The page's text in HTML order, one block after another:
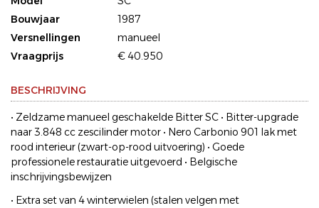
Bouwjaar
1987
Versnellingen
manueel
Vraagprijs
€ 40.950
BESCHRIJVING
• Zeldzame manueel geschakelde Bitter SC • Bitter-upgrade
naar 3.848 cc zescilinder motor • Nero Carbonio 901 lak met
rood interieur (zwart-op-rood uitvoering) • Goede
professionele restauratie uitgevoerd • Belgische
inschrijvingsbewijzen
• Extra set van 4 winterwielen (stalen velgen met